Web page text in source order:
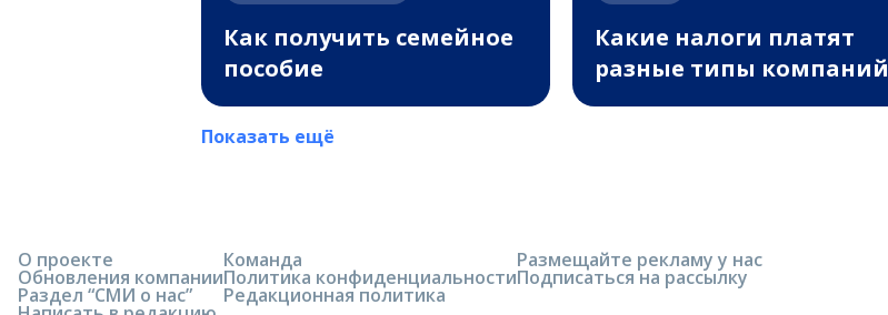
Как получить семейное
пособие
Какие налоги платят
разные типы компаний
Показать ещё
О проекте
Обновления компании
Раздел “СМИ о нас”
Команда
Политика конфиденциальности
Редакционная политика
Размещайте рекламу у нас
Подписаться на рассылку